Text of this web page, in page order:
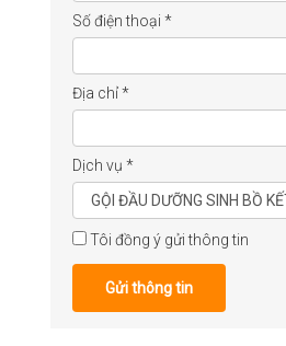
Số điện thoại *
Địa chỉ*
Dịch vụ *
Tôi đồng ý gửi thông tin
Gửi thông tin